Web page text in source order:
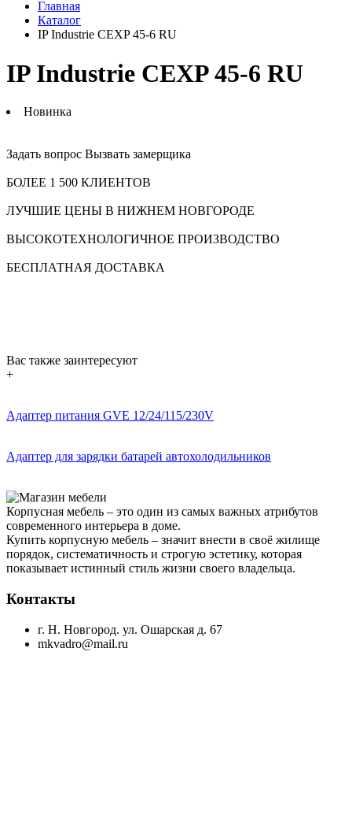
Главная
Каталог
IP Industrie CEXP 45-6 RU
IP Industrie CEXP 45-6 RU
Новинка
Задать вопрос Вызвать замерщика
БОЛЕЕ 1 500 КЛИЕНТОВ
ЛУЧШИЕ ЦЕНЫ В НИЖНЕМ НОВГОРОДЕ
ВЫСОКОТЕХНОЛОГИЧНОЕ ПРОИЗВОДСТВО
БЕСПЛАТНАЯ ДОСТАВКА
Вас также заинтересуют
+
Адаптер питания GVE 12/24/115/230V
Адаптер для зарядки батарей автохолодильников
Корпусная мебель – это один из самых важных атрибутов
современного интерьера в доме.
Купить корпусную мебель – значит внести в своё жилище
порядок, систематичность и строгую эстетику, которая
показывает истинный стиль жизни своего владельца.
Контакты
г. Н. Новгород. ул. Ошарская д. 67
mkvadro@mail.ru